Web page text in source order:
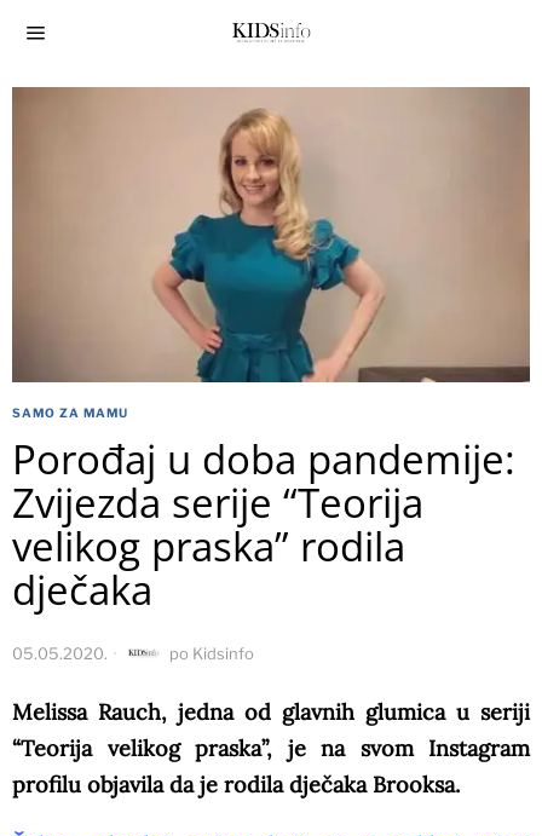
SAMO ZA MAMU
Porođaj u doba pandemije:
Zvijezda serije “Teorija
velikog praska” rodila
dječaka
05.05.2020. po Kidsinfo
Melissa Rauch, jedna od glavnih glumica u seriji
“Teorija velikog praska”, je na svom Instagram
profilu objavila da je rodila dječaka Brooksa.